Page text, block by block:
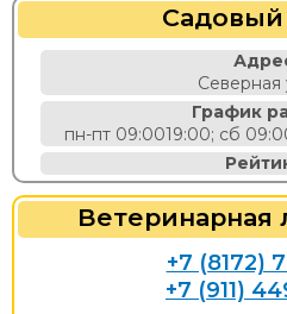
Северная
График
пн-пт 09:0019:00; сб
Ветеринарная
+7 (8172)
+7 (911)